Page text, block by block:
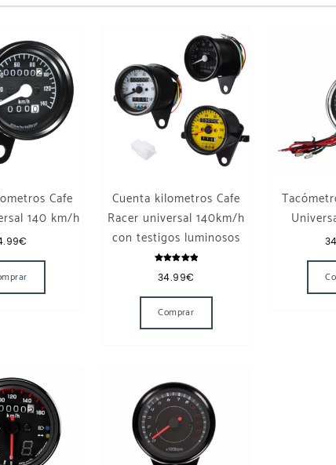
Cafe
140 km/h
€
Cuenta kilometros Cafe
Racer universal 140km/h
con testigos luminosos
con
34.99€
Comprar
Este producto tiene